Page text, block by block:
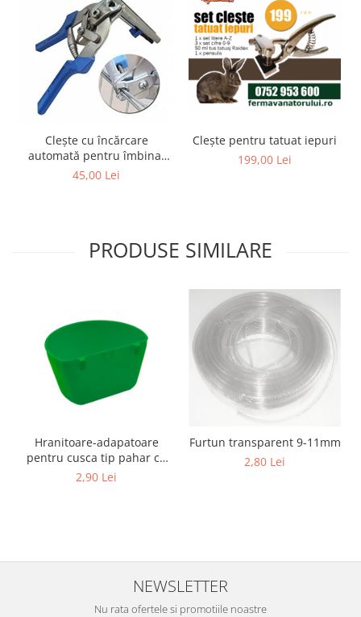
Fitofarmacie
Erbicide
Fungicide
Ingrasamant
Pesticide
Seminte
Flori
Plante furajere
Alveole si ghivece
Accesorii irigatie
Accesorii solarii
Clește cu încărcare
automată pentru îmbinat
cuști
45,00 Lei
Cleşte pentru tatuat iepuri
199,00 Lei
PRODUSE SIMILARE
Hranitoare-adapatoare
pentru cusca tip pahar cu
suport
2,90 Lei
Furtun transparent 9-11mm
2,80 Lei
NEWSLETTER
Nu rata ofertele si promotiile noastre